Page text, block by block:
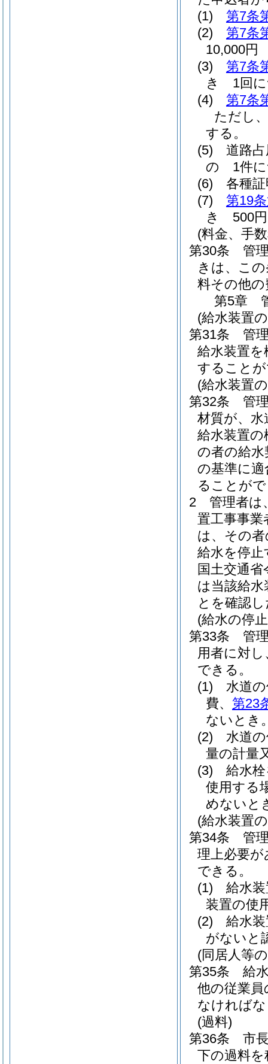
(1)
第7条
(2)
第7条
10,000円
(3)
第7条
き 1回
(4)
第7条
ただし
する。
(5)
道路
の 1件
(6)
各種
(7)
第19
き 500円
(料金、手
第30条
管
きは、こ
料その他
第5章
(給水装置
第31条
管
給水装置を
すること
(給水装置
第32条
管
材質が、水
給水装置
の者の給
の基準に
ることが
2
管理者は
置工事事
は、その
給水を停
国土交通
は当該給
とを確認
(給水の停
第33条
管
用者に対
できる。
(1)
水道
費、 第23
ないとき
(2)
水道
量の計量
(3)
給水
使用する
めないと
(給水装置
第34条
管
理上必要
できる。
(1)
給水
装置の使
(2)
給水
がないと
(同居人等
第35条
給
他の従業
なければ
(過料)
第36条
市
下の過料